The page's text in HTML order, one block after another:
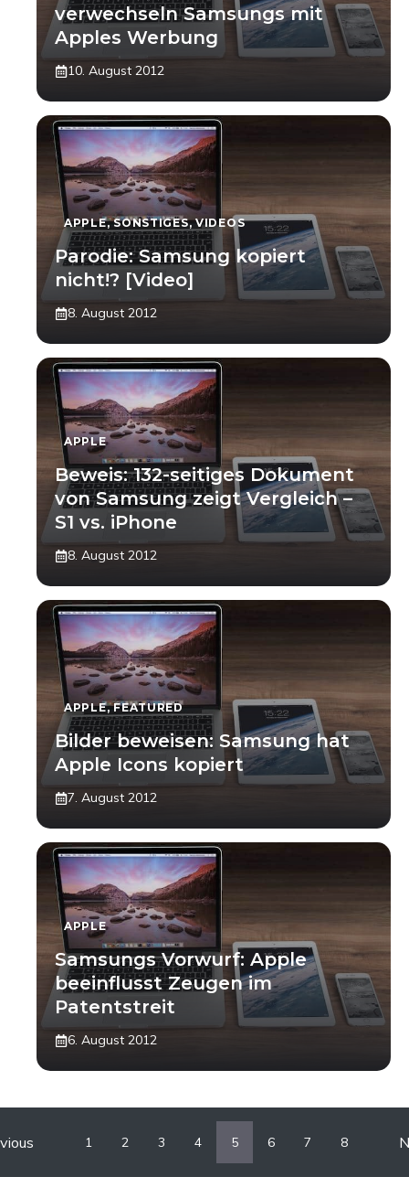
verwechseln Samsungs mit
Apples Werbung
10. August 2012
APPLE,SONSTIGES,VIDEOS
Parodie: Samsung kopiert
nicht!? [Video]
8. August 2012
APPLE
Beweis: 132-seitiges Dokument
von Samsung zeigt Vergleich –
S1 vs. iPhone
8. August 2012
APPLE,FEATURED
Bilder beweisen: Samsung hat
Apple Icons kopiert
7. August 2012
APPLE
Samsungs Vorwurf: Apple
beeinflusst Zeugen im
Patentstreit
6. August 2012
1 2 3 4 5 6 7 8